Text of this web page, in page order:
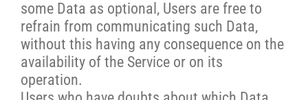
some Data as optional, Users are free to
refrain from communicating such Data,
without this having any consequence on the
availability of the Service or on its
operation.